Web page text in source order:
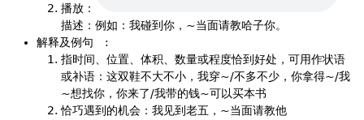
播放：
描述：例如：我碰到你，~当面请教哈子你。
解释及例句
:
指时间、位置、体积、数量或程度恰到好处，可用作状语
或补语：这双鞋不大不小，我穿~/不多不少，你拿得~/我
~想找你，你来了/我带的钱~可以买本书
恰巧遇到的机会：我见到老五，~当面请教他